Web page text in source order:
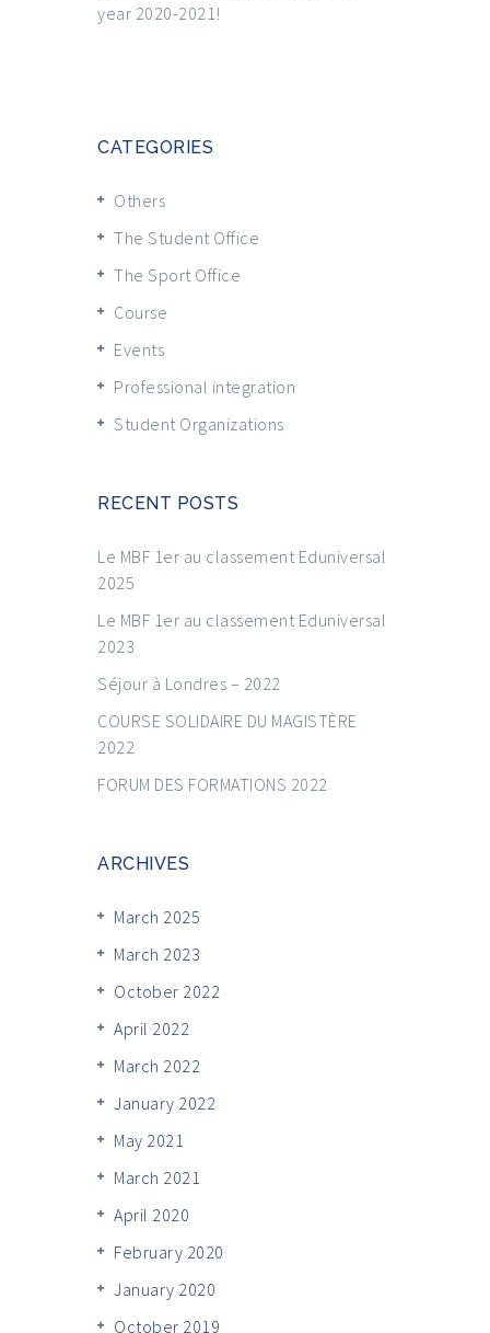
year 2020-2021!
CATEGORIES
Others
The Student Office
The Sport Office
Course
Events
Professional integration
Student Organizations
RECENT POSTS
Le MBF 1er au classement Eduniversal
2025
Le MBF 1er au classement Eduniversal
2023
Séjour à Londres – 2022
COURSE SOLIDAIRE DU MAGISTÈRE
2022
FORUM DES FORMATIONS 2022
ARCHIVES
March 2025
March 2023
October 2022
April 2022
March 2022
January 2022
May 2021
March 2021
April 2020
February 2020
January 2020
October 2019